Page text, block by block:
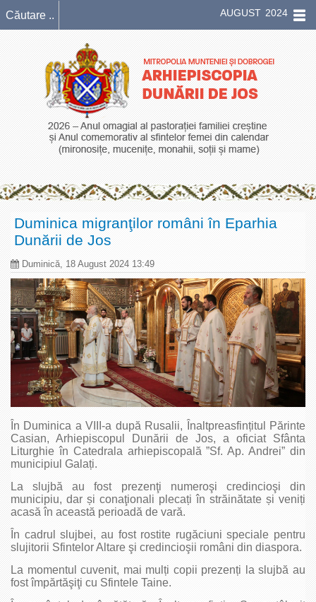
AUGUST 2024
Duminica migranţilor români în Eparhia
Dunării de Jos
Duminică, 18 August 2024 13:49
În Duminica a VIII-a după Rusalii, Înaltpreasfințitul Părinte
Casian, Arhiepiscopul Dunării de Jos, a oficiat Sfânta
Liturghie în Catedrala arhiepiscopală ”Sf. Ap. Andrei” din
municipiul Galați.
La slujbă au fost prezenţi numeroşi credincioşi din
municipiu, dar și conaţionali plecați în străinătate și veniți
acasă în această perioadă de vară.
În cadrul slujbei, au fost rostite rugăciuni speciale pentru
slujitorii Sfintelor Altare şi credincioşii români din diaspora.
La momentul cuvenit, mai mulți copii prezenți la slujbă au
fost împărtăşiţi cu Sfintele Taine.